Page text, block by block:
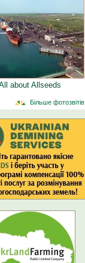
about Allseeds
Більше фотозвітів